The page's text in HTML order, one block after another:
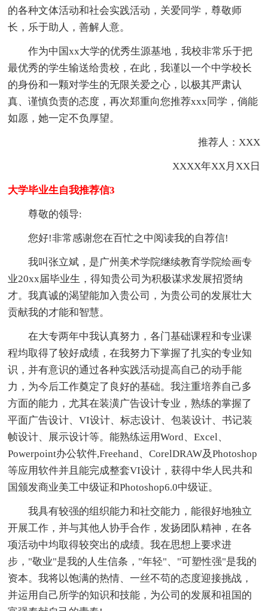
的各种文体活动和社会实践活动，关爱同学，尊敬师
长，乐于助人，善解人意。
作为中国xx大学的优秀生源基地，我校非常乐于把
最优秀的学生输送给贵校，在此，我谨以一个中学校长
的身份和一颗对学生的无限关爱之心，以极其严肃认
真、谨慎负责的态度，再次郑重向您推荐xxx同学，倘能
如愿，她一定不负厚望。
推荐人：XXX
XXXX年XX月XX日
大学毕业生自我推荐信3
尊敬的领导:
您好!非常感谢您在百忙之中阅读我的自荐信!
我叫张立斌，是广州美术学院继续教育学院绘画专
业20xx届毕业生，得知贵公司为积极谋求发展招贤纳
才。我真诚的渴望能加入贵公司，为贵公司的发展壮大
贡献我的才能和智慧。
在大专两年中我认真努力，各门基础课程和专业课
程均取得了较好成绩，在我努力下掌握了扎实的专业知
识，并有意识的通过各种实践活动提高自己的动手能
力，为今后工作奠定了良好的基础。我注重培养自己多
方面的能力，尤其在装潢广告设计专业，熟练的掌握了
平面广告设计、VI设计、标志设计、包装设计、书记装
帧设计、展示设计等。能熟练运用Word、Excel、
Powerpoint办公软件,Freehand、CorelDRAW及Photoshop
等应用软件并且能完成整套VI设计，获得中华人民共和
国颁发商业美工中级证和Photoshop6.0中级证。
我具有较强的组织能力和社交能力，能很好地独立
开展工作，并与其他人协手合作，发扬团队精神，在各
项活动中均取得较突出的成绩。我在思想上要求进
步，"敬业"是我的人生信条，"年轻"、"可塑性强"是我的
资本。我将以饱满的热情、一丝不苟的态度迎接挑战，
并运用自己所学的知识和技能，为公司的发展和祖国的